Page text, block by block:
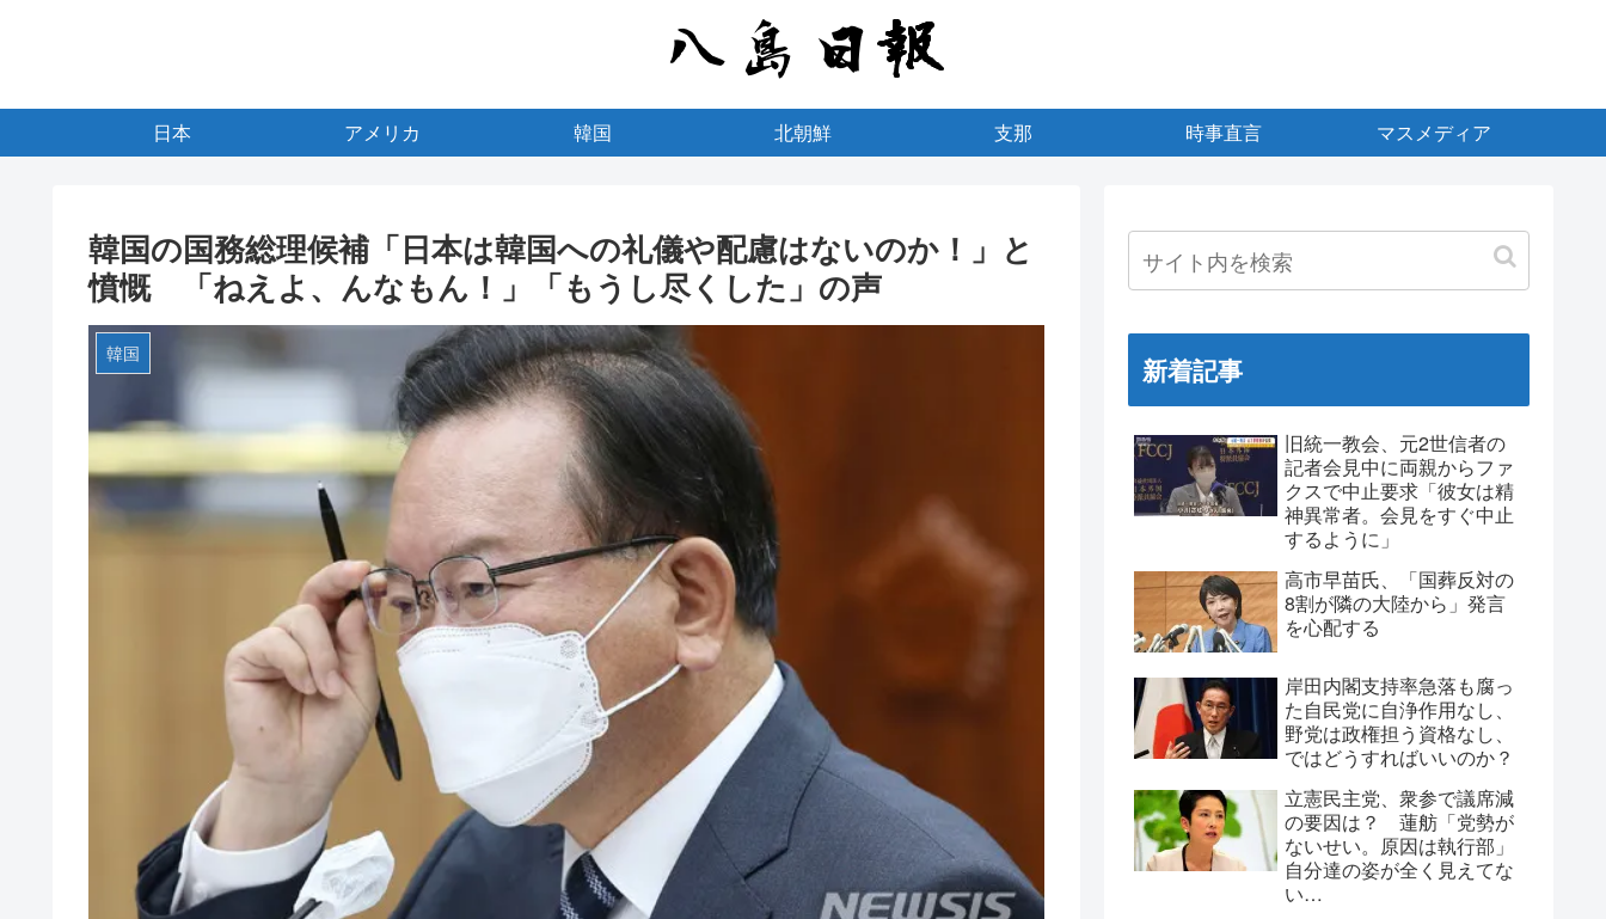
日本 アメリカ 韓国 北朝鮮 支那 時事直言 マスメディア
韓国の国務総理候補「日本は韓国への礼儀や配慮はないのか！」と
憤慨 「ねえよ、んなもん！」「もうし尽くした」の声
韓国 新着記事
旧統一教会、元2世信者の
記者会見中に両親からファ
クスで中止要求「彼女は精
神異常者。会見をすぐ中止
するように」
高市早苗氏、「国葬反対の
8割が隣の大陸から」発言
を心配する
岸田内閣支持率急落も腐っ
た自民党に自浄作用なし、
野党は政権担う資格なし、
ではどうすればいいのか？
立憲民主党、衆参で議席減
の要因は？ 蓮舫「党勢が
ないせい。原因は執行部」
自分達の姿が全く見えてな
い…